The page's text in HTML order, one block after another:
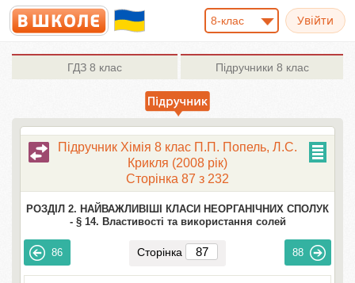
8-клас
ГДЗ 8 клас Підручники 8 клас
Підручник Хімія 8 клас П.П. Попель, Л.С.
Крикля (2008 рік)
Сторінка 87 з 232
РОЗДІЛ 2. НАЙВАЖЛИВІШІ КЛАСИ НЕОРГАНІЧНИХ СПОЛУК
- § 14. Властивості та використання солей
86 Сторінка 88